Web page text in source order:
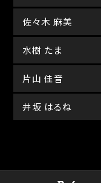
佐々木 麻美
水樹 たま
片山 佳音
井坂 はるね